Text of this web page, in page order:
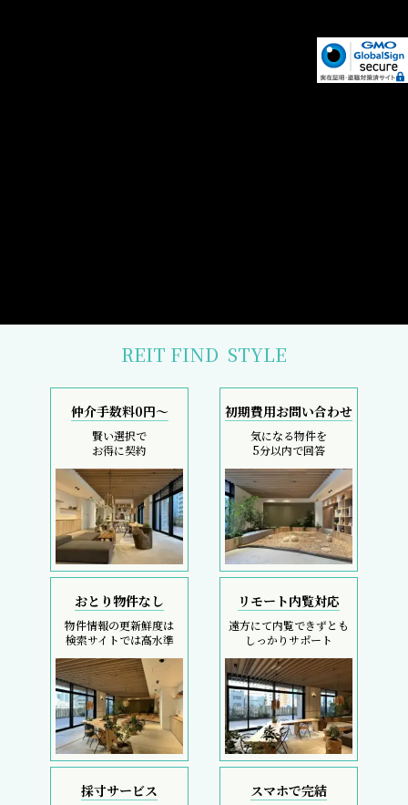
REIT FIND STYLE
仲介手数料0円～
賢い選択で
お得に契約
初期費用お問い合わせ
気になる物件を
5分以内で回答
おとり物件なし
物件情報の更新鮮度は
検索サイトでは高水準
リモート内覧対応
遠方にて内覧できずとも
しっかりサポート
採寸サービス スマホで完結